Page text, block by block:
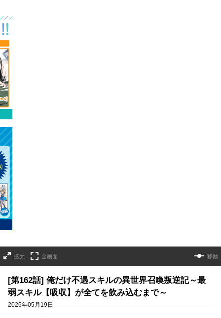
拡大 全画面 移動
[第162話] 俺だけ不遇スキルの異世界召喚叛逆記～最
弱スキル【吸収】が全てを飲み込むまで～
2026年05月19日